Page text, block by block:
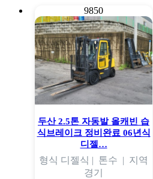
9850
두산 2.5톤 자동발 올캐빈 습
식브레이크 정비완료 06년식
디젤…
형식 디젤식 | 톤수 | 지역
경기